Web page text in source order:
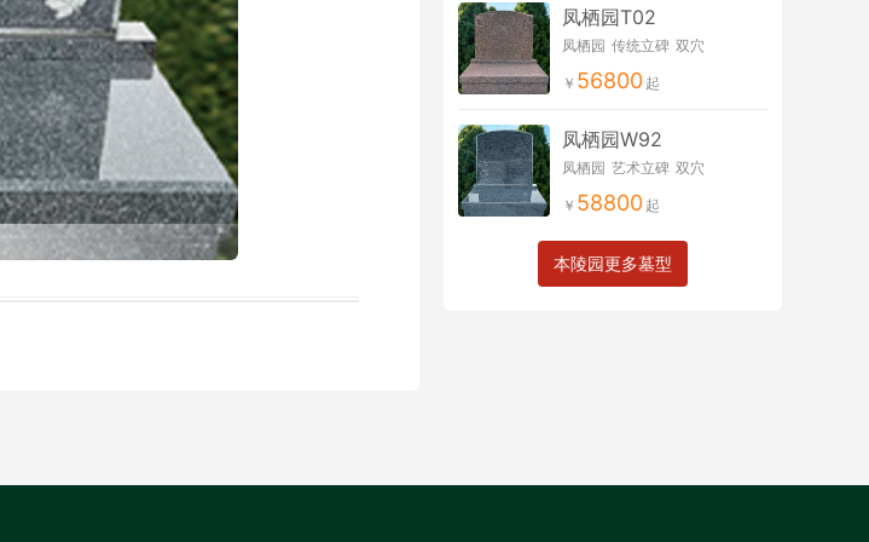
凤栖园T02
凤栖园 传统立碑 双穴
56800
凤栖园W92
凤栖园 艺术立碑 双穴
58800
本陵园更多墓型